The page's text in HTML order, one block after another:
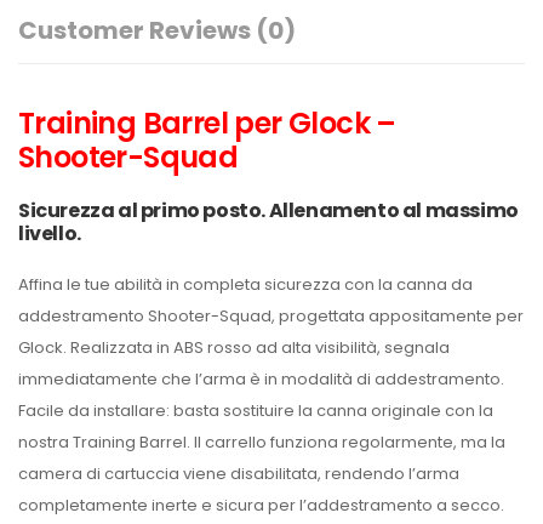
Customer Reviews (0)
Training Barrel per Glock –
Shooter-Squad
Sicurezza al primo posto. Allenamento al massimo
livello.
Affina le tue abilità in completa sicurezza con la canna da
addestramento Shooter-Squad, progettata appositamente per
Glock. Realizzata in ABS rosso ad alta visibilità, segnala
immediatamente che l’arma è in modalità di addestramento.
Facile da installare: basta sostituire la canna originale con la
nostra Training Barrel. Il carrello funziona regolarmente, ma la
camera di cartuccia viene disabilitata, rendendo l’arma
completamente inerte e sicura per l’addestramento a secco.